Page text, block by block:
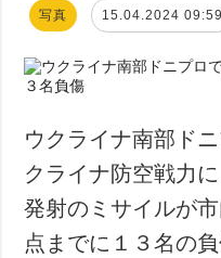
政治
経済・復興
防衛
社会・文化
スポーツ
犯罪
事故・緊急事態
写真 15.04.2024 09:59
ウクライナ南部ド
クライナ防空戦力
発射のミサイルが
点までに１３名の